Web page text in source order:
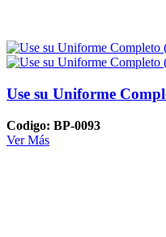
Use su Uniforme
Codigo: BP-0093
Ver Más